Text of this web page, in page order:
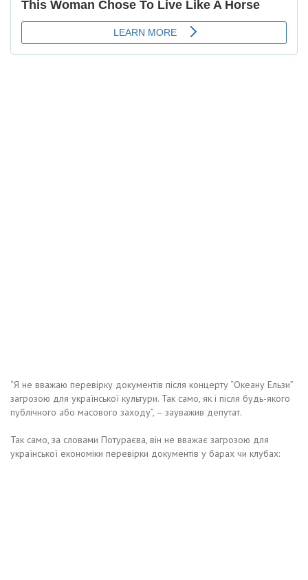
“Я не вважаю перевірку документів після концерту “Океану Ельзи”
загрозою для української культури. Так само, як і після будь-якого
публічного або масового заходу”, – зауважив депутат.
Так само, за словами Потураєва, він не вважає загрозою для
української економіки перевірки документів у барах чи клубах: